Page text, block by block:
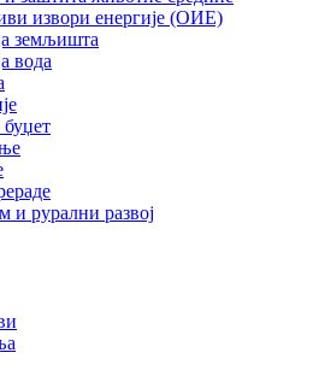
извори енергије (ОИЕ)
земљишта
вода
и рурални развој